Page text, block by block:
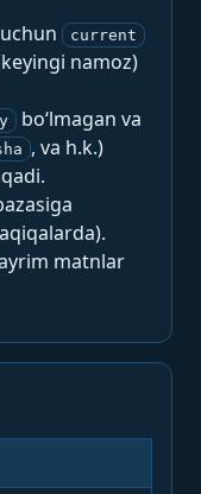
current
namoz)
bo‘lmagan va
, va h.k.)
matnlar